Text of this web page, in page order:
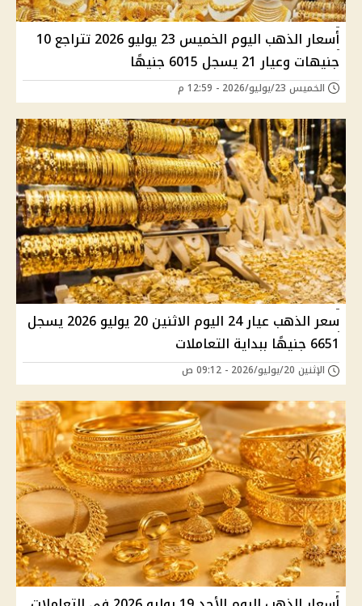
أسعار الذهب اليوم الخميس 23 يوليو 2026 تتراجع 10
جنيهات وعيار 21 يسجل 6015 جنيهًا
الخميس 23/يوليو/2026 - 12:59 م
سعر الذهب عيار 24 اليوم الاثنين 20 يوليو 2026 يسجل
6651 جنيهًا ببداية التعاملات
الإثنين 20/يوليو/2026 - 09:12 ص